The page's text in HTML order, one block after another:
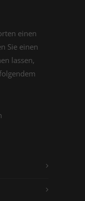
einen
Sie einen
lassen,